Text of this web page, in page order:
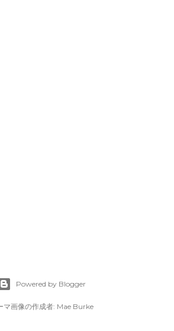
Powered by Blogger
マ画像の作成者: Mae Burke